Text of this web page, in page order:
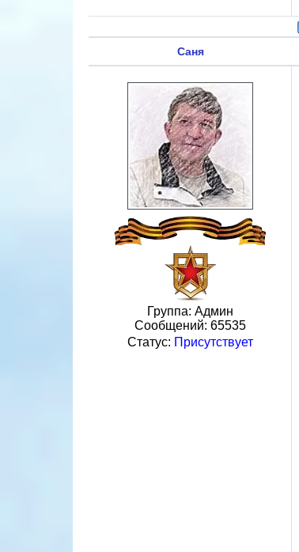
Саня
Группа: Админ
Сообщений: 65535
Статус: Присутствует